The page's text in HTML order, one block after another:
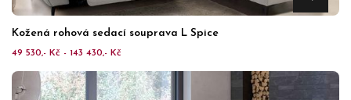
Kožená rohová sedací souprava L Spice
49 530,- Kč - 143 430,- Kč